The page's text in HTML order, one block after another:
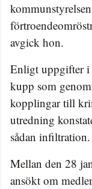
avgick hon.
Enligt uppgifter i
kupp som
kopplingar till
utredning
sådan infiltration.
Mellan den 28
ansökt om